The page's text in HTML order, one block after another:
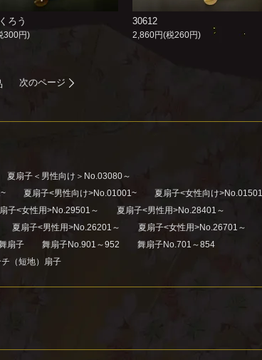
ろう
300円)
30612
2,860円(税260円)
次のページ
夏扇子＜男性向け＞No.03080～
夏扇子<男性向け>No.01001~
夏扇子<女性向け
子<女性用>No.29501～
夏扇子<男性用>No.28401～
夏扇子<男性用>No.26201～
夏扇子<女性用>No.26701～
扇子 舞扇子No.901～952
舞扇子No.701～854
チ（短地）扇子